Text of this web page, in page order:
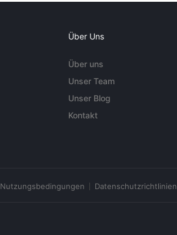
Über Uns
Über uns
Unser Team
Unser Blog
Kontakt
Nutzungsbedingungen Datenschutzrichtlinien